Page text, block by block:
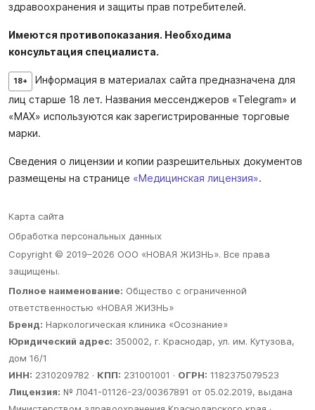
здравоохранения и защиты прав потребителей.
Имеются противопоказания. Необходима
консультация специалиста.
18+
Информация в материалах сайта предназначена для
лиц старше 18 лет. Названия мессенджеров «Telegram» и
«MAX» используются как зарегистрированные торговые
марки.
Сведения о лицензии и копии разрешительных документов
размещены на странице «Медицинская лицензия».
Copyright © 2019–2026 ООО «НОВАЯ ЖИЗНЬ». Все права
защищены.
Полное наименование: Общество с ограниченной
ответственностью «НОВАЯ ЖИЗНЬ»
Бренд: Наркологическая клиника «Осознание»
Юридический адрес: 350002, г. Краснодар, ул. им. Кутузова,
дом 16/1
ИНН: 2310209782 · КПП: 231001001 · ОГРН: 1182375079523
Лицензия: № Л041-01126-23/00367891 от 05.02.2019, выдана
Карта сайта
Обработка персональных данных